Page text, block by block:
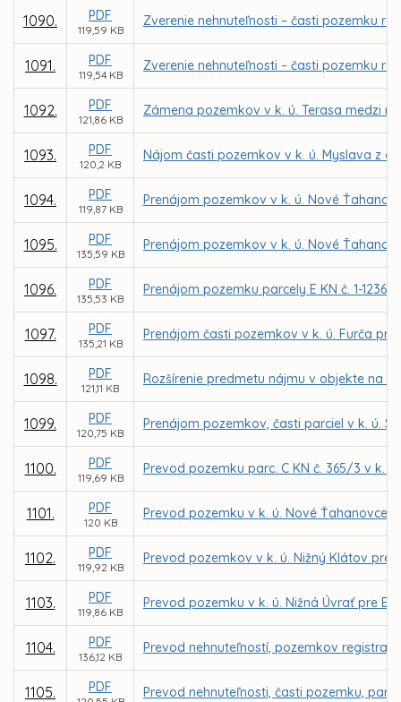
1090. PDF
119,59 KB
Zverenie nehnuteľnosti – časti pozemku
1091. PDF
119,54 KB
Zverenie nehnuteľnosti – časti pozemku
1092. PDF
121,86 KB
Zámena pozemkov v k. ú. Terasa medzi
1093. PDF
120,2 KB
Nájom časti pozemkov v k. ú. Myslava z
1094. PDF
119,87 KB
Prenájom pozemkov v k. ú. Nové
1095. PDF
135,59 KB
Prenájom pozemkov v k. ú. Nové
1096. PDF
135,53 KB
Prenájom pozemku parcely E KN č. 1-
1097. PDF
135,21 KB
Prenájom časti pozemkov v k. ú. Furča
1098. PDF
121,11 KB
Rozšírenie predmetu nájmu v objekte na
1099. PDF
120,75 KB
Prenájom pozemkov, časti parciel v k. ú.
1100. PDF
119,69 KB
Prevod pozemku parc. C KN č. 365/3 v k.
1101. PDF
120 KB
Prevod pozemku v k. ú. Nové Ťahanovce
1102. PDF
119,92 KB
Prevod pozemkov v k. ú. Nižný Klátov
1103. PDF
119,86 KB
Prevod pozemku v k. ú. Nižná Úvrať pre
1104. PDF
136,12 KB
Prevod nehnuteľností, pozemkov registra
1105. PDF Prevod nehnuteľnosti, časti pozemku,